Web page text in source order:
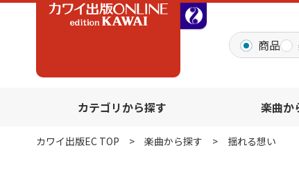
商品
カテゴリから探す 楽曲か
カワイ出版EC TOP 楽曲から探す 揺れる想い